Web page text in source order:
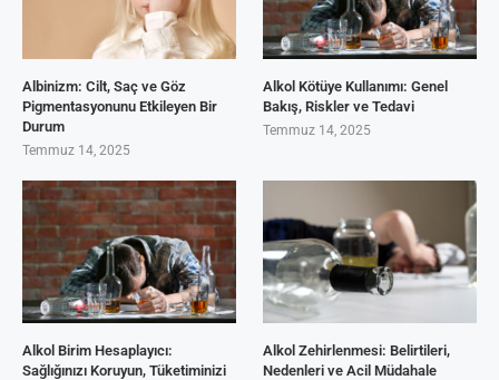
Albinizm: Cilt, Saç ve Göz
Pigmentasyonunu Etkileyen Bir
Durum
Temmuz 14, 2025
Alkol Kötüye Kullanımı: Genel
Bakış, Riskler ve Tedavi
Temmuz 14, 2025
Alkol Birim Hesaplayıcı:
Sağlığınızı Koruyun, Tüketiminizi
Alkol Zehirlenmesi: Belirtileri,
Nedenleri ve Acil Müdahale